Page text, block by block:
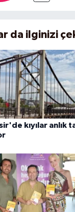
da ilginizi
kıyılar anlık